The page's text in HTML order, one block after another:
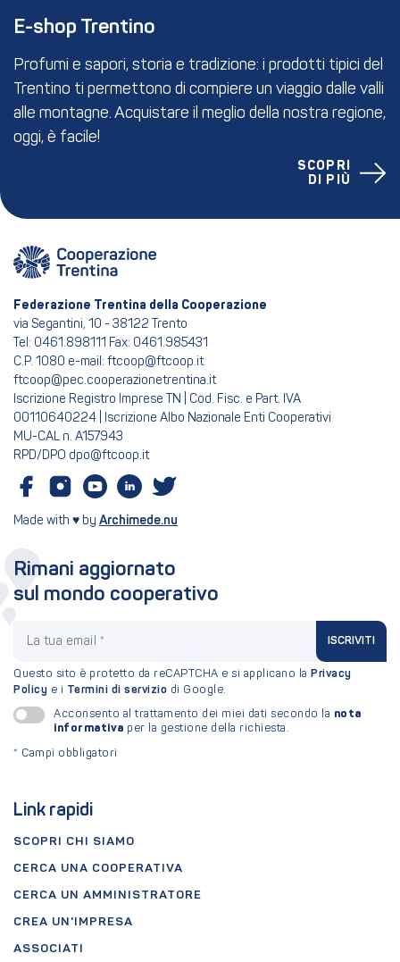
E-shop Trentino
Profumi e sapori, storia e tradizione: i prodotti tipici del
Trentino ti permettono di compiere un viaggio dalle valli
alle montagne. Acquistare il meglio della nostra regione,
oggi, è facile!
SCOPRI
DI PIÙ
Federazione Trentina della Cooperazione
via Segantini, 10 - 38122 Trento
Tel: 0461.898111 Fax: 0461.985431
C.P. 1080 e-mail: ftcoop@ftcoop.it
ftcoop@pec.cooperazionetrentina.it
Iscrizione Registro Imprese TN | Cod. Fisc. e Part. IVA
00110640224 | Iscrizione Albo Nazionale Enti Cooperativi
MU-CAL n. A157943
RPD/DPO dpo@ftcoop.it
Made with ♥ by Archimede.nu
Link rapidi
SCOPRI CHI SIAMO
CERCA UNA COOPERATIVA
CERCA UN AMMINISTRATORE
CREA UN'IMPRESA
ASSOCIATI
Rimani aggiornato
sul mondo cooperativo
ISCRIVITI
Questo sito è protetto da reCAPTCHA e si applicano la Privacy
Policy e i Termini di servizio di Google.
Acconsento al trattamento dei miei dati secondo la nota
informativa per la gestione della richiesta.
* Campi obbligatori